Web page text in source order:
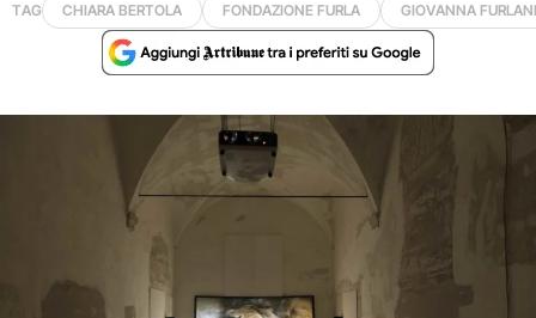
TAG CHIARA BERTOLA FONDAZIONE FURLA GIOVANNA